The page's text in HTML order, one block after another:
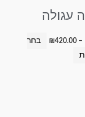
עגולה
–
₪420.00
בחר
האפשרויות
בעמוד